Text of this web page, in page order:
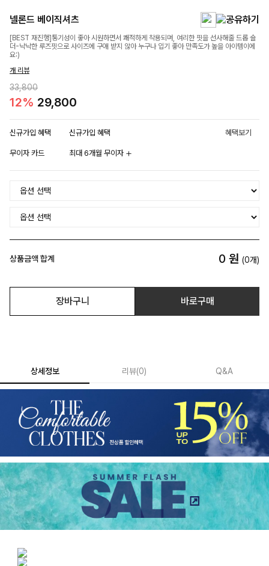
넬론드 베이직셔츠
[BEST 재진행]통기성이 좋아 시원하면서 쾌적하게 착용되며, 여리한 핏을 선사해줄 드롭 숄
더-낙낙한 루즈핏으로 사이즈에 구애 받지 않아 누구나 입기 좋아 만족도가 높을 아이템이에
요:)
개 리뷰
33,800
12% 29,800
신규가입 혜택 신규가입 혜택 혜택보기
무이자 카드 최대 6개월 무이자
상품금액 합계 0 원 (0개)
장바구니 바로구매
상세정보 리뷰(0) Q&A